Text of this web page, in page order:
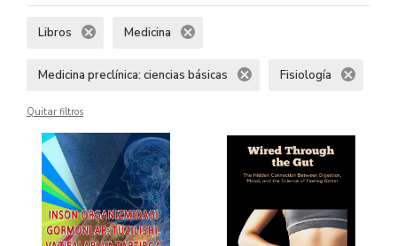
Libros Medicina
Medicina preclínica: ciencias básicas Fisiología
Quitar filtros